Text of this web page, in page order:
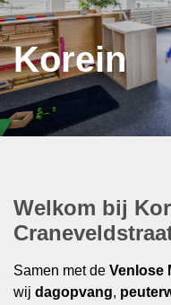
Korein
Welkom bij
Samen met de Venlose
wij dagopvang,